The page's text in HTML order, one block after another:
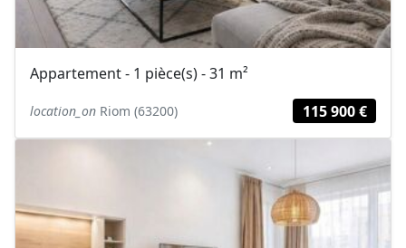
Appartement - 1 pièce(s) - 31 m²
location_on Riom (63200) 115 900 €